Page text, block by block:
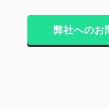
弊社へのお